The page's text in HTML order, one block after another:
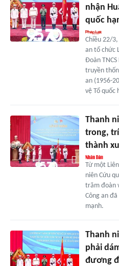
nhận
quốc
Chiều 22/3,
an tổ chức
Đoàn
truyền
an (1956-
vệ Tổ quốc
Thanh
trong,
thành
Từ một
niên Cứu
trăm đoàn
Công an
mạnh.
Thanh
phải
đương